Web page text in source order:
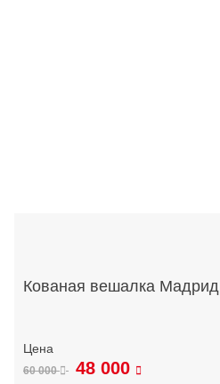
Кованая вешалка Мадрид
60 000 48 000